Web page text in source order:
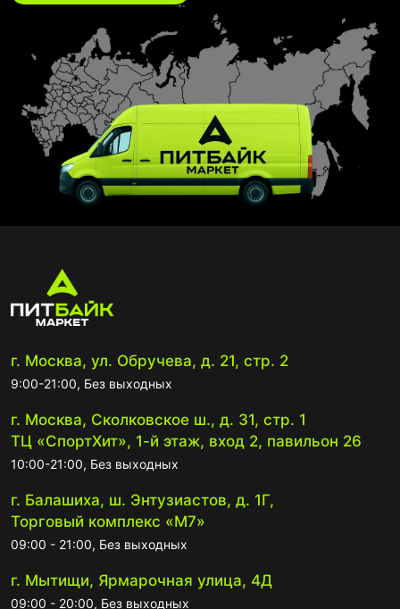
г. Москва, ул. Обручева, д. 21, стр. 2
9:00-21:00, Без выходных
г. Москва, Сколковское ш., д. 31, стр. 1
ТЦ «СпортХит», 1-й этаж, вход 2, павильон 26
10:00-21:00, Без выходных
г. Балашиха, ш. Энтузиастов, д. 1Г,
Торговый комплекс «М7»
09:00 - 21:00, Без выходных
г. Мытищи, Ярмарочная улица, 4Д
09:00 - 20:00, Без выходных